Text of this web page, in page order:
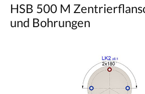
HSB 500 M
und Bohrungen